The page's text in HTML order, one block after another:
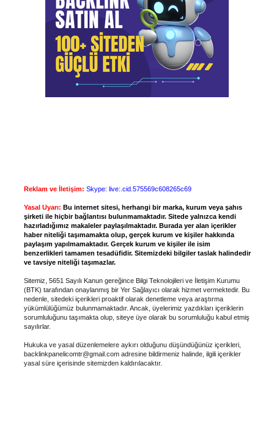
Reklam ve İletişim: Skype: live:.cid.575569c608265c69
Yasal Uyarı: Bu internet sitesi, herhangi bir marka, kurum veya şahıs
şirketi ile hiçbir bağlantısı bulunmamaktadır. Sitede yalnızca kendi
hazırladığımız makaleler paylaşılmaktadır. Burada yer alan içerikler
haber niteliği taşımamakta olup, gerçek kurum ve kişiler hakkında
paylaşım yapılmamaktadır. Gerçek kurum ve kişiler ile isim
benzerlikleri tamamen tesadüfidir. Sitemizdeki bilgiler taslak halindedir
ve tavsiye niteliği taşımazlar.
Sitemiz, 5651 Sayılı Kanun gereğince Bilgi Teknolojileri ve İletişim Kurumu
(BTK) tarafından onaylanmış bir Yer Sağlayıcı olarak hizmet vermektedir. Bu
nedenle, sitedeki içerikleri proaktif olarak denetleme veya araştırma
yükümlülüğümüz bulunmamaktadır. Ancak, üyelerimiz yazdıkları içeriklerin
sorumluluğunu taşımakta olup, siteye üye olarak bu sorumluluğu kabul etmiş
sayılırlar.
Hukuka ve yasal düzenlemelere aykırı olduğunu düşündüğünüz içerikleri,
backlinkpanelicomtr@gmail.comadresine bildirmeniz halinde, ilgili içerikler
yasal süre içerisinde sitemizden kaldırılacaktır.